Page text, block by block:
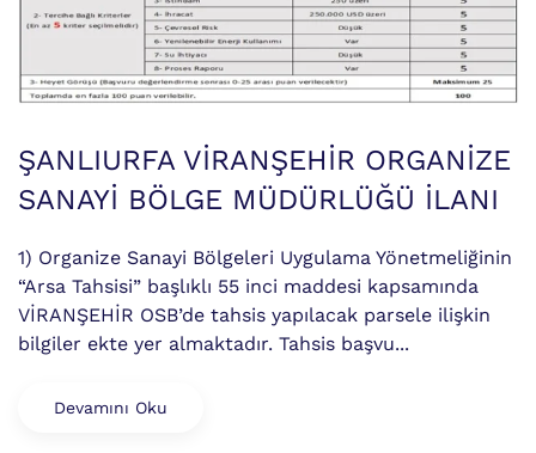
ŞANLIURFA VİRANŞEHİR ORGANİZE
SANAYİ BÖLGE MÜDÜRLÜĞÜ İLANI
1) Organize Sanayi Bölgeleri Uygulama Yönetmeliğinin
“Arsa Tahsisi” başlıklı 55 inci maddesi kapsamında
VİRANŞEHİR OSB’de tahsis yapılacak parsele ilişkin
bilgiler ekte yer almaktadır. Tahsis başvu...
Devamını Oku